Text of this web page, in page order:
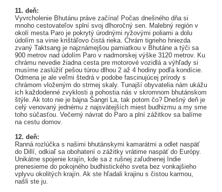
11. deň:
Vyvrcholenie Bhutánu práve začína! Počas dnešného dňa si
mnoho cestovateľov splní svoj dlhoročný sen. Malebný región v
okolí mesta Paro je pokrytý úrodnými ryžovými poliami a dolu
údolím sa vinie krištáľovo čistá rieka. Chrám tigrieho hniezda
zvaný Taktsang je najznámejšou pamiatkou v Bhutáne a týči sa
900 metrov nad údolím Paro v nadmorskej výške 3120 metrov. Ku
chrámu nevedie žiadna cesta pre motorové vozidlá a výhľady si
musíme zaslúžiť pešou túrou dlhou 2 až 4 hodiny podľa kondície.
Odmena je ale veľmi štedrá v podobe fascinujúcej prírody s
chrámom vloženým do strmej skaly. Tunajší obyvatelia nám ukážu
ich každodenné zvyklosti a pohostia nás v skromnom bhutánskom
štýle. Ak toto nie je bájna Šangri La, tak potom čo? Dnešný deň je
celý venovaný jednému z najsvätejších miest budhizmu a my sme
toho súčasťou. Večerný návrat do Paro a plní zážitkov sa balíme
na cestu domov.
12. deň:
Ranná rozlúčka s našimi bhutánskymi kamarátmi a odlet naspäť
do Dillí, odkiaľ sa obohatení o zážitky vrátime naspäť do Európy.
Unikátne spojenie krajín, kde sa z rušnej zaľudnenej Indie
prenesieme do pokojného budhistického sveta bez vonkajšieho
vplyvu okolitých krajín. Ak ste hľadali krajinu s čistou karmou,
našli ste ju.